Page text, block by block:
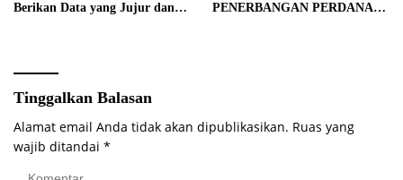
Berikan Data yang Jujur dan
PENERBANGAN PERDANA
Tinggalkan Balasan
Alamat email Anda tidak akan dipublikasikan. Ruas yang
wajib ditandai *